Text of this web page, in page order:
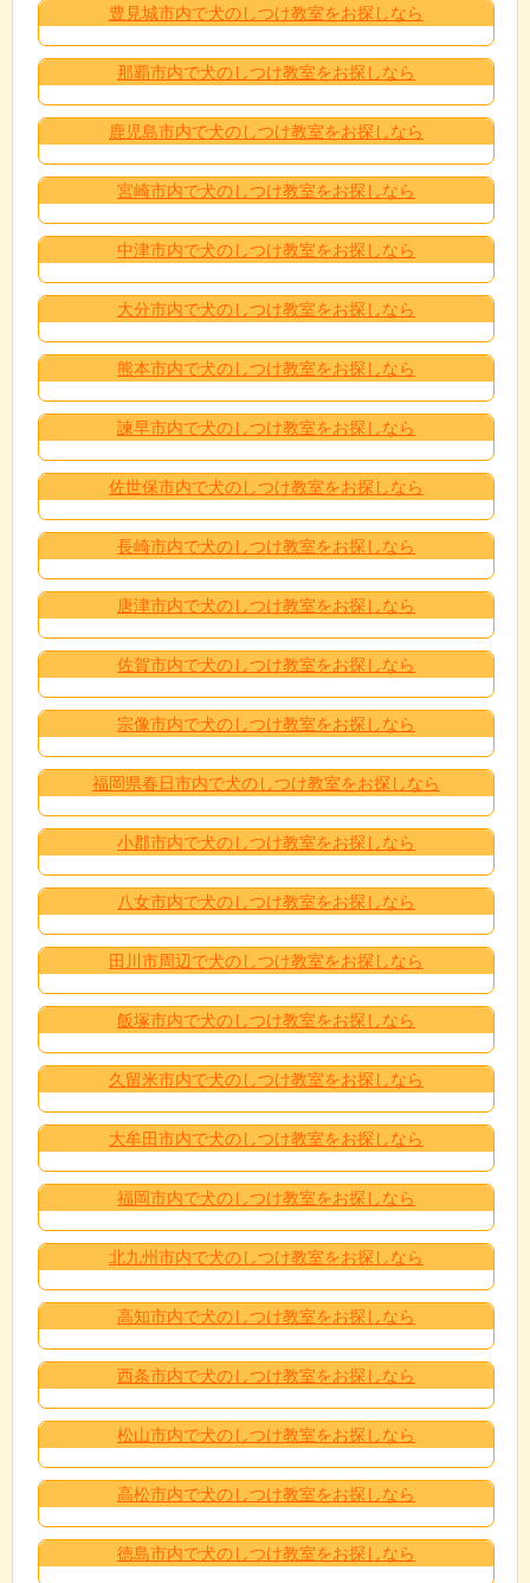
豊見城市内で犬のしつけ教室をお探しなら
那覇市内で犬のしつけ教室をお探しなら
鹿児島市内で犬のしつけ教室をお探しなら
宮崎市内で犬のしつけ教室をお探しなら
中津市内で犬のしつけ教室をお探しなら
大分市内で犬のしつけ教室をお探しなら
熊本市内で犬のしつけ教室をお探しなら
諫早市内で犬のしつけ教室をお探しなら
佐世保市内で犬のしつけ教室をお探しなら
長崎市内で犬のしつけ教室をお探しなら
唐津市内で犬のしつけ教室をお探しなら
佐賀市内で犬のしつけ教室をお探しなら
宗像市内で犬のしつけ教室をお探しなら
福岡県春日市内で犬のしつけ教室をお探しなら
小郡市内で犬のしつけ教室をお探しなら
八女市内で犬のしつけ教室をお探しなら
田川市周辺で犬のしつけ教室をお探しなら
飯塚市内で犬のしつけ教室をお探しなら
久留米市内で犬のしつけ教室をお探しなら
大牟田市内で犬のしつけ教室をお探しなら
福岡市内で犬のしつけ教室をお探しなら
北九州市内で犬のしつけ教室をお探しなら
高知市内で犬のしつけ教室をお探しなら
西条市内で犬のしつけ教室をお探しなら
松山市内で犬のしつけ教室をお探しなら
高松市内で犬のしつけ教室をお探しなら
徳島市内で犬のしつけ教室をお探しなら